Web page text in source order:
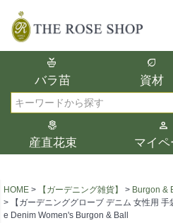
バラ苗 資材
産直花束 マイペ
在庫
在庫ありのみ表示
検索
複数の条件を
選択した項目
結果に表示され
タイプ、カラ
択してください
HOME 【ガーデニング雑貨】
Burgon &
【ガーデニンググローブ デニム 女性用
e Denim Women's Burgon & Ball